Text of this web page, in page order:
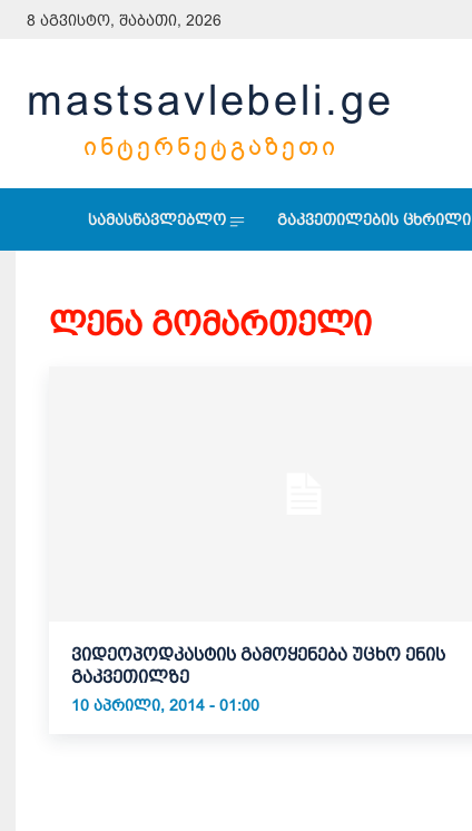
8 აგვისტო, შაბათი, 2026
mastsavlebeli.ge
ᲘᲜᲢᲔᲠᲜᲔᲢᲒᲐᲖᲔᲗᲘ
სამასწავლებლო გაკვეთილების ცხრილი
ლენა გომართელი
ვიდეოპოდკასტის გამოყენება უცხო ენის
გაკვეთილზე
10 ᲐᲞᲠᲘᲚᲘ, 2014 - 01:00